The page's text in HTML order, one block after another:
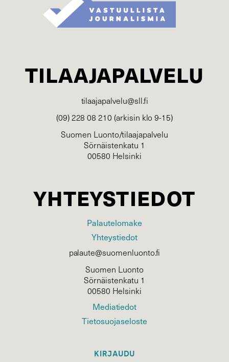
TILAAJAPALVELU
tilaajapalvelu@sll.fi
(09) 228 08 210 (arkisin klo 9-15)
Suomen Luonto/tilaajapalvelu
Sörnäistenkatu 1
00580 Helsinki
YHTEYSTIEDOT
Palautelomake
Yhteystiedot
palaute@suomenluonto.fi
Suomen Luonto
Sörnäistenkatu 1
00580 Helsinki
Mediatiedot
Tietosuojaseloste
KIRJAUDU